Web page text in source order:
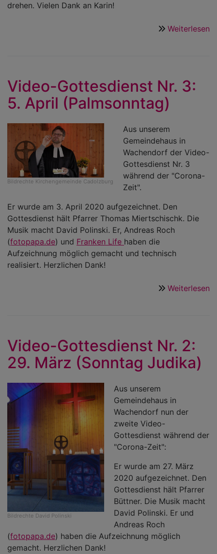
drehen. Vielen Dank an Karin!
Weiterlesen
Video-Gottesdienst Nr. 3:
5. April (Palmsonntag)
Bildrechte Kirchengemeinde Cadolzburg
Aus unserem
Gemeindehaus in
Wachendorf der Video-
Gottesdienst Nr. 3
während der "Corona-
Zeit".
Er wurde am 3. April 2020 aufgezeichnet. Den
Gottesdienst hält Pfarrer Thomas Miertschischk. Die
Musik macht David Polinski. Er, Andreas Roch
(fotopapa.de) und Franken Life haben die
Aufzeichnung möglich gemacht und technisch
realisiert. Herzlichen Dank!
Weiterlesen
Video-Gottesdienst Nr. 2:
29. März (Sonntag Judika)
Bildrechte David Polinski
Aus unserem
Gemeindehaus in
Wachendorf nun der
zweite Video-
Gottesdienst während der
"Corona-Zeit":
Er wurde am 27. März
2020 aufgezeichnet. Den
Gottesdienst hält Pfarrer
Büttner. Die Musik macht
David Polinski. Er und
Andreas Roch
(fotopapa.de) haben die Aufzeichnung möglich
gemacht. Herzlichen Dank!